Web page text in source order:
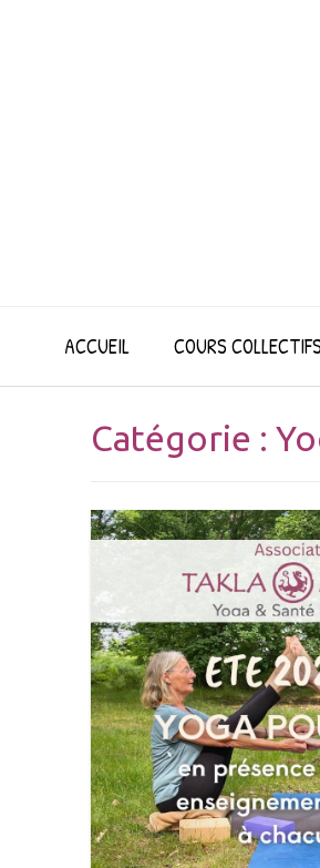
ACCUEIL COURS COLLECTIFS
Catégorie :